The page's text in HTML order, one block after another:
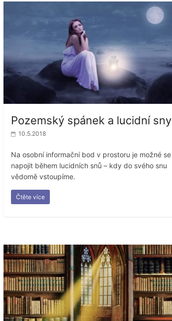
Pozemský spánek a lucidní sny
10.5.2018
Na osobní informační bod v prostoru je možné se
napojit během lucidních snů – kdy do svého snu
vědomě vstoupíme.
Čtěte více